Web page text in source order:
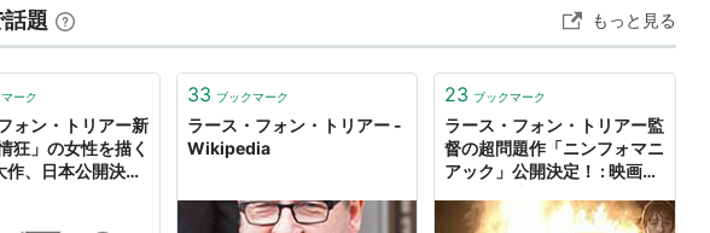
賞
・イン・ザ・ダーク（2000） カンヌ国際映画祭パルムドール
（1996） カンヌ国際映画祭審査員グランプリ
題 もっと見る
ーク
ォン・トリアー新
狂」の女性を描く
作、日本公開決定
33 ブックマーク
ラース・フォン・トリアー -
Wikipedia
23 ブックマーク
ラース・フォン・トリアー監
督の超問題作「ニンフォマニ
アック」公開決定！ : 映画ニ